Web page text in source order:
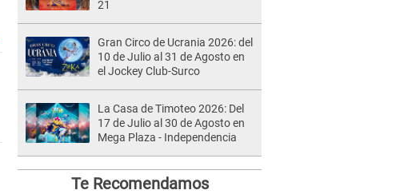
21
Gran Circo de Ucrania 2026: del
10 de Julio al 31 de Agosto en
el Jockey Club-Surco
La Casa de Timoteo 2026: Del
17 de Julio al 30 de Agosto en
Mega Plaza - Independencia
Te Recomendamos